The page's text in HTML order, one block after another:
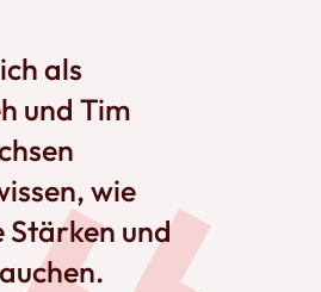
als
und Tim
wie
Stärken und